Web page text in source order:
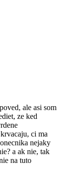
ale asi som
ze ked
ci ma
nejaky
a ak nie, tak
na tuto